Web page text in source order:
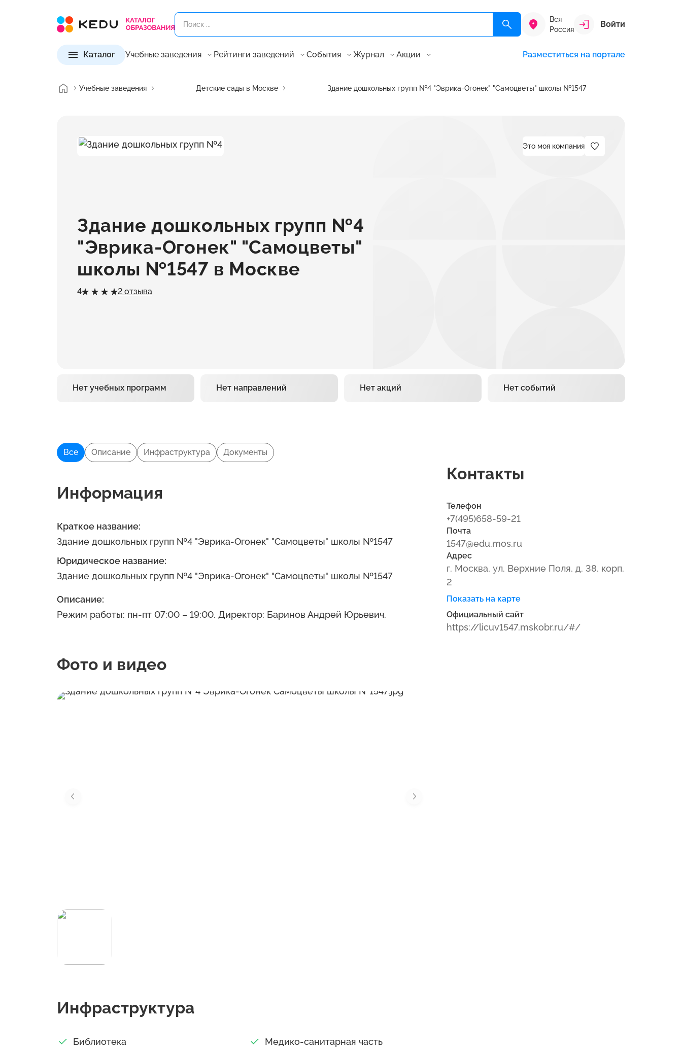
Вся
Россия
Войти
Каталог Учебные заведения Рейтинги заведений События Журнал Акции Разместиться на портале
Учебные заведения Детские сады в Москве Здание дошкольных групп №4 "Эврика-Огонек" "Самоцветы" школы №1547
Это моя компания
Здание дошкольных групп №4
"Эврика-Огонек" "Самоцветы"
школы №1547 в Москве
4 2 отзыва
Нет учебных программ Нет направлений Нет акций Нет событий
Все Описание Инфраструктура Документы
Информация
Краткое название:
Здание дошкольных групп №4 "Эврика-Огонек" "Самоцветы" школы №1547
Юридическое название:
Здание дошкольных групп №4 "Эврика-Огонек" "Самоцветы" школы №1547
Описание:
Режим работы: пн-пт 07:00 – 19:00. Директор: Баринов Андрей Юрьевич.
Фото и видео
Инфраструктура
Библиотека Медико-санитарная часть
Контакты
Телефон
+7(495)658-59-21
Почта
1547@edu.mos.ru
Адрес
г. Москва, ул. Верхние Поля, д. 38, корп.
2
Показать на карте
Официальный сайт
https://licuv1547.mskobr.ru/#/